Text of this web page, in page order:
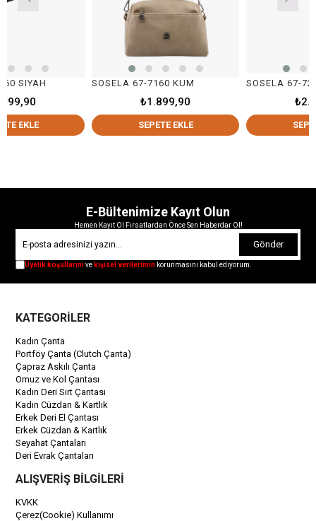
SOSELA 67-7160 KUM
₺1.899,90
SEPETE EKLE
₺2.399,90
SEPETE EKLE
E-Bültenimize Kayıt Olun
Hemen Kayıt Ol Fırsatlardan Önce Sen Haberdar Ol!
Gönder
Üyelik koşullarınıve kişisel verilerimin korunmasını kabul ediyorum.
KATEGORİLER
Kadın Çanta
Portföy Çanta (Clutch Çanta)
Çapraz Askılı Çanta
Omuz ve Kol Çantası
Kadın Deri Sırt Çantası
Kadın Cüzdan & Kartlık
Erkek Deri El Çantası
Erkek Cüzdan & Kartlık
Seyahat Çantaları
Deri Evrak Çantaları
ALIŞVERİŞ BİLGİLERİ
KVKK
Çerez(Cookie) Kullanımı